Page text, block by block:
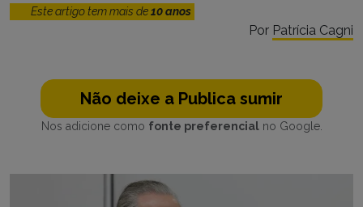
Este artigo tem mais de10 anos
Por Patrícia Cagni
Não deixe a Publica sumir
Nos adicione como fonte preferencialno Google.